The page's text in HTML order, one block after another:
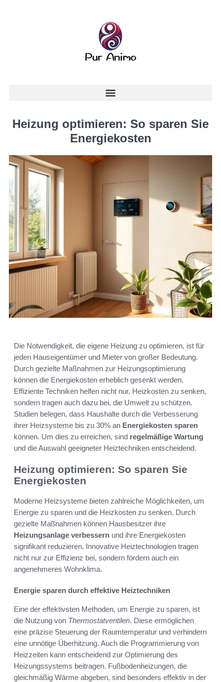
Heizung optimieren: So sparen Sie
Energiekosten
Die Notwendigkeit, die eigene Heizung zu optimieren, ist für
jeden Hauseigentümer und Mieter von großer Bedeutung.
Durch gezielte Maßnahmen zur Heizungsoptimierung
können die Energiekosten erheblich gesenkt werden.
Effiziente Techniken helfen nicht nur, Heizkosten zu senken,
sondern tragen auch dazu bei, die Umwelt zu schützen.
Studien belegen, dass Haushalte durch die Verbesserung
ihrer Heizsysteme bis zu 30% an Energiekosten sparen
können. Um dies zu erreichen, sind regelmäßige Wartung
und die Auswahl geeigneter Heiztechniken entscheidend.
Heizung optimieren: So sparen Sie
Energiekosten
Moderne Heizsysteme bieten zahlreiche Möglichkeiten, um
Energie zu sparen und die Heizkosten zu senken. Durch
gezielte Maßnahmen können Hausbesitzer ihre
Heizungsanlage verbessern und ihre Energiekosten
signifikant reduzieren. Innovative Heiztechnologien tragen
nicht nur zur Effizienz bei, sondern fördern auch ein
angenehmeres Wohnklima.
Energie sparen durch effektive Heiztechniken
Eine der effektivsten Methoden, um Energie zu sparen, ist
die Nutzung von Thermostatventilen. Diese ermöglichen
eine präzise Steuerung der Raumtemperatur und verhindern
eine unnötige Überhitzung. Auch die Programmierung von
Heizzeiten kann entscheidend zur Optimierung des
Heizungssystems beitragen. Fußbodenheizungen, die
gleichmäßig Wärme abgeben, sind besonders effektiv in der